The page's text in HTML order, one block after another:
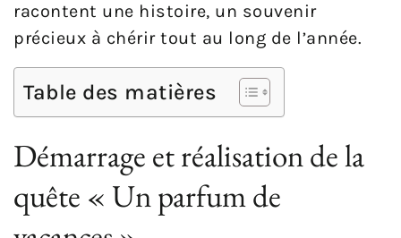
racontent une histoire, un souvenir
précieux à chérir tout au long de l’année.
Table des matières
Démarrage et réalisation de la
quête « Un parfum de